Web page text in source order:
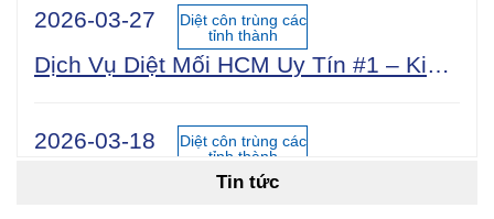
2026-03-27
Diệt côn trùng các
tỉnh thành
Dịch Vụ Diệt Mối HCM Uy Tín #1 – Kiểm Tra Miễn Phí 24/7, Bảo Hành 5 Năm
2026-03-18
Diệt côn trùng các
tỉnh thành
Tin tức